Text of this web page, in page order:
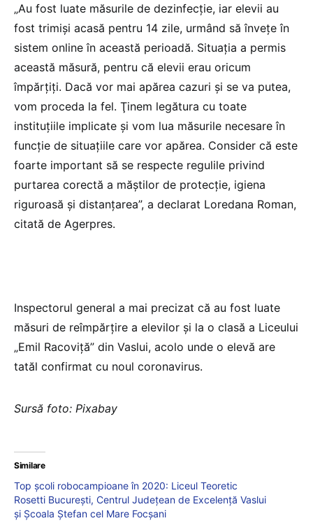
„Au fost luate măsurile de dezinfecţie, iar elevii au
fost trimişi acasă pentru 14 zile, urmând să înveţe în
sistem online în această perioadă. Situaţia a permis
această măsură, pentru că elevii erau oricum
împărţiţi. Dacă vor mai apărea cazuri şi se va putea,
vom proceda la fel. Ţinem legătura cu toate
instituţiile implicate şi vom lua măsurile necesare în
funcţie de situaţiile care vor apărea. Consider că este
foarte important să se respecte regulile privind
purtarea corectă a măştilor de protecţie, igiena
riguroasă şi distanţarea”, a declarat Loredana Roman,
citată de Agerpres.
Inspectorul general a mai precizat că au fost luate
măsuri de reîmpărţire a elevilor şi la o clasă a Liceului
„Emil Racoviţă” din Vaslui, acolo unde o elevă are
tatăl confirmat cu noul coronavirus.
Sursă foto: Pixabay
Similare
Top școli robocampioane în 2020: Liceul Teoretic
Rosetti București, Centrul Județean de Excelență Vaslui
și Școala Ștefan cel Mare Focșani